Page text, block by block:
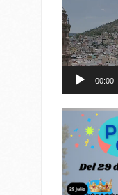
de
vídeo
00:00